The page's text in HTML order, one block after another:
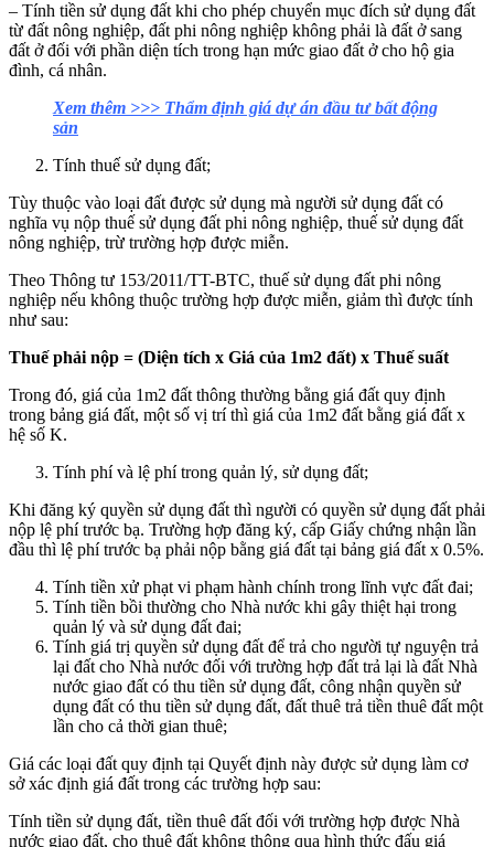
– Tính tiền sử dụng đất khi cho phép chuyển mục đích sử dụng đất
từ đất nông nghiệp, đất phi nông nghiệp không phải là đất ở sang
đất ở đối với phần diện tích trong hạn mức giao đất ở cho hộ gia
đình, cá nhân.
Xem thêm >>> Thẩm định giá dự án đầu tư bất động
sản
Tính thuế sử dụng đất;
Tùy thuộc vào loại đất được sử dụng mà người sử dụng đất có
nghĩa vụ nộp thuế sử dụng đất phi nông nghiệp, thuế sử dụng đất
nông nghiệp, trừ trường hợp được miễn.
Theo Thông tư 153/2011/TT-BTC, thuế sử dụng đất phi nông
nghiệp nếu không thuộc trường hợp được miễn, giảm thì được tính
như sau:
Thuế phải nộp = (Diện tích x Giá của 1m2 đất) x Thuế suất
Trong đó, giá của 1m2 đất thông thường bằng giá đất quy định
trong bảng giá đất, một số vị trí thì giá của 1m2 đất bằng giá đất x
hệ số K.
Tính phí và lệ phí trong quản lý, sử dụng đất;
Khi đăng ký quyền sử dụng đất thì người có quyền sử dụng đất phải
nộp lệ phí trước bạ. Trường hợp đăng ký, cấp Giấy chứng nhận lần
đầu thì lệ phí trước bạ phải nộp bằng giá đất tại bảng giá đất x 0.5%.
Tính tiền xử phạt vi phạm hành chính trong lĩnh vực đất đai;
Tính tiền bồi thường cho Nhà nước khi gây thiệt hại trong
quản lý và sử dụng đất đai;
Tính giá trị quyền sử dụng đất để trả cho người tự nguyện trả
lại đất cho Nhà nước đối với trường hợp đất trả lại là đất Nhà
nước giao đất có thu tiền sử dụng đất, công nhận quyền sử
dụng đất có thu tiền sử dụng đất, đất thuê trả tiền thuê đất một
lần cho cả thời gian thuê;
Giá các loại đất quy định tại Quyết định này được sử dụng làm cơ
sở xác định giá đất trong các trường hợp sau:
Tính tiền sử dụng đất, tiền thuê đất đối với trường hợp được Nhà
nước giao đất, cho thuê đất không thông qua hình thức đấu giá